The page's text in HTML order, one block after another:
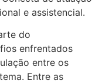
e assistencial.
do
enfrentados
entre os
Entre as